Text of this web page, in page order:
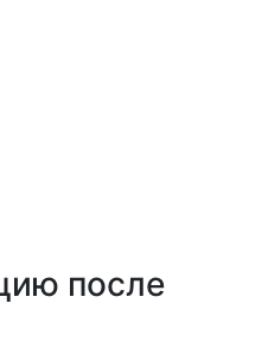
после